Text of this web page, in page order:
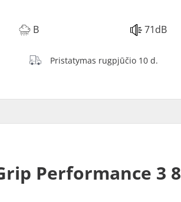
B 71dB
Pristatymas rugpjūčio 10 d.
Performance 3